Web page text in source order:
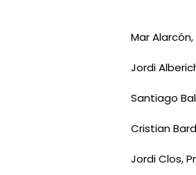
Mar
Jordi
Santiago
Cristian
Jordi Clos,